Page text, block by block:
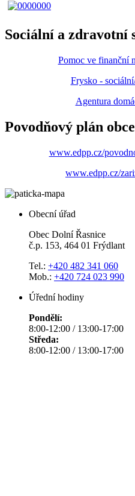
Sociální a zdravotní
Pomoc ve finanční
Frysko -
Agentura
Povodňový plán obce
www.edpp.cz/
www.edpp.cz/
Obecní úřad
Obec Dolní Řasnice
č.p. 153, 464 01 Frýdlant
Tel.: +420 482 341 060
Mob.: +420 724 023 990
Úřední hodiny
Pondělí:
8:00-12:00 / 13:00-17:00
Středa:
8:00-12:00 / 13:00-17:00